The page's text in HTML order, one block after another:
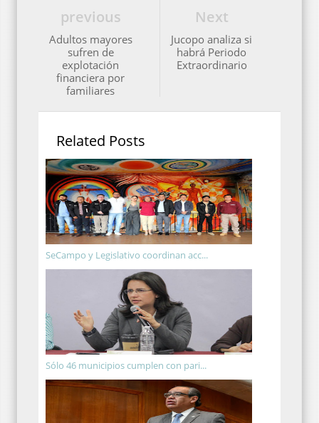
Next
Jucopo analiza si
habrá Periodo
Extraordinario
previous
Adultos mayores
sufren de
explotación
financiera por
familiares
Related Posts
SeCampo y Legislativo coordinan acc...
Sólo 46 municipios cumplen con pari...